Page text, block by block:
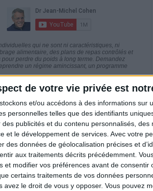
de votre vie privée est
stockons et/ou accédons à des informations sur
personnelles telles que des identifiants
publicités et du contenu personnalisés, des
et le développement de services. Avec votre
des données de géolocalisation précises et
aux traitements décrits précédemment.
et modifier vos préférences avant de
certains traitements de vos données
avez le droit de vous y opposer. Vous pouvez
qui ne sont ni caractéristiques, ni
alimentaire, des plans de repas contrôlés et
perdre du poids à long terme. Demandez
un régime amincissant, un programme
Voir tout
Communauté Savoir Maigrir vous
sereinement de votre objectif